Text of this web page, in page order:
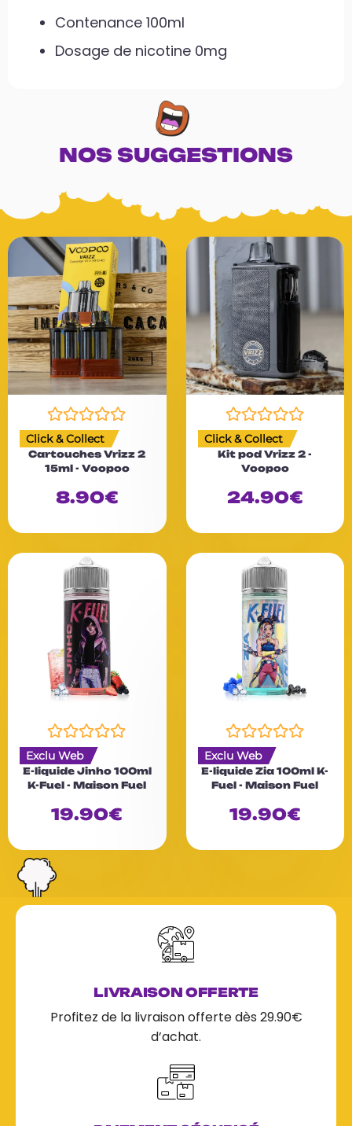
Contenance 100ml
Dosage de nicotine 0mg
NOS SUGGESTIONS
N
o
t
e
s
r
Click & Collect
Cartouches Vrizz 2
15ml - Voopoo
8.90€
N
o
0
s
r
Click & Collect
Kit pod Vrizz 2 -
Voopoo
24.90€
N
o
t
e
0
s
r
5
Exclu Web
E-liquide Jinho 100ml
K-Fuel - Maison Fuel
19.90€
N
o
t
e
0
s
r
Exclu Web
E-liquide Zia 100ml K-
Fuel - Maison Fuel
19.90€
LIVRAISON OFFERTE
Profitez de la livraison offerte dès 29.90€
d’achat.